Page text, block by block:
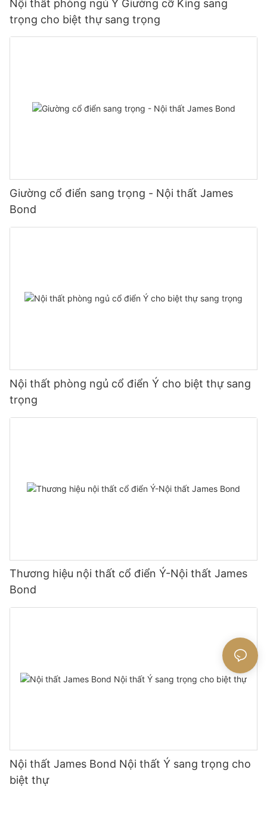
Nội thất phòng ngủ Ý Giường cỡ King sang
trọng cho biệt thự sang trọng
Giường cổ điển sang trọng - Nội thất James
Bond
Nội thất phòng ngủ cổ điển Ý cho biệt thự sang
trọng
Thương hiệu nội thất cổ điển Ý-Nội thất James
Bond
Nội thất James Bond Nội thất Ý sang trọng cho
biệt thự